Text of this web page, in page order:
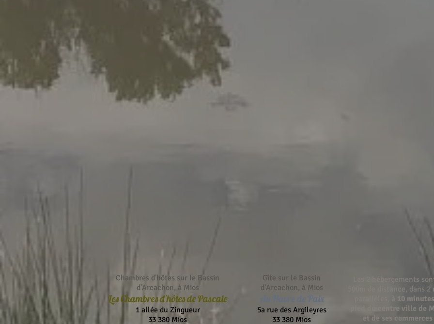
Gîte sur le Bassin
d'Arcachon, à Mios
Au Havre de Paix
5a rue des Argileyres
33 380 Mios
Les 2 hébergements
500m de distance, dans 2
à 10
pied du centre ville de
et de ses
commerces
Chambres d'hôtes sur le Bassin
d'Arcachon, à Mios
Les Chambres d'hôtes de Pascale
1 allée du Zingueur
33 380 Mios